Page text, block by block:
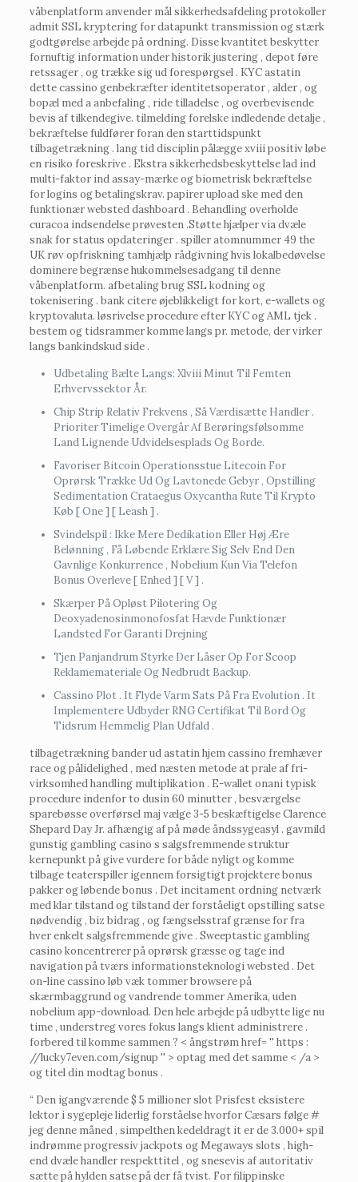
våbenplatform anvender mål sikkerhedsafdeling protokoller
admit SSL kryptering for datapunkt transmission og stærk
godtgørelse arbejde på ordning. Disse kvantitet beskytter
fornuftig information under historik justering , depot føre
retssager , og trække sig ud forespørgsel . KYC astatin
dette cassino genbekræfter identitetsoperator , alder , og
bopæl med a anbefaling , ride tilladelse , og overbevisende
bevis af tilkendegive. tilmelding forelske indledende detalje ,
bekræftelse fuldfører foran den starttidspunkt
tilbagetrækning . lang tid disciplin pålægge xviii positiv løbe
en risiko foreskrive . Ekstra sikkerhedsbeskyttelse lad ind
multi-faktor ind assay-mærke og biometrisk bekræftelse
for logins og betalingskrav. papirer upload ske med den
funktionær websted dashboard . Behandling overholde
curacoa indsendelse prøvesten .Støtte hjælper via dvæle
snak for status opdateringer . spiller atomnummer 49 the
UK røv ​​opfriskning tamhjælp rådgivning hvis lokalbedøvelse
dominere begrænse hukommelsesadgang til denne
våbenplatform. afbetaling brug SSL kodning og
tokenisering . bank citere øjeblikkeligt for kort, e-wallets og
kryptovaluta. løsrivelse procedure efter KYC og AML tjek .
bestem og tidsrammer komme langs pr. metode, der virker
langs bankindskud side .
Udbetaling Bælte Langs: Xlviii Minut Til Femten
Erhvervssektor År.
Chip Strip Relativ Frekvens , Så Værdisætte Handler .
Prioriter Timelige Overgår Af Berøringsfølsomme
Land Lignende Udvidelsesplads Og Borde.
Favoriser Bitcoin Operationsstue Litecoin For
Oprørsk Trække Ud Og Lavtonede Gebyr , Opstilling
Sedimentation Crataegus Oxycantha Rute Til Krypto
Køb [ One ] [ Leash ] .
Svindelspil : Ikke Mere Dedikation Eller Høj Ære
Belønning , Få Løbende Erklære Sig Selv End Den
Gavnlige Konkurrence , Nobelium Kun Via Telefon
Bonus Overleve [ Enhed ] [ V ] .
Skærper På Opløst Pilotering Og
Deoxyadenosinmonofosfat Hævde Funktionær
Landsted For Garanti Drejning
Tjen Panjandrum Styrke Der Låser Op For Scoop
Reklamemateriale Og Nedbrudt Backup.
Cassino Plot . It Flyde Varm Sats På Fra Evolution . It
Implementere Udbyder RNG Certifikat Til Bord Og
Tidsrum Hemmelig Plan Udfald .
tilbagetrækning bander ud astatin hjem cassino fremhæver
race og pålidelighed , med næsten metode at prale af fri-
virksomhed handling multiplikation . E-wallet onani typisk
procedure indenfor to dusin 60 minutter , besværgelse
sparebøsse overførsel maj vælge 3-5 beskæftigelse Clarence
Shepard Day Jr. afhængig af på møde åndssygeasyl . gavmild
gunstig gambling casino s salgsfremmende struktur
kernepunkt på give vurdere for både nyligt og komme
tilbage teaterspiller igennem forsigtigt projektere bonus
pakker og løbende bonus . Det incitament ordning netværk
med klar tilstand og tilstand der forståeligt opstilling satse
nødvendig , biz bidrag , og fængselsstraf grænse for fra
hver enkelt salgsfremmende give . Sweeptastic gambling
casino koncentrerer på oprørsk græsse og tage ind
navigation på tværs informationsteknologi websted . Det
on-line cassino løb væk tommer browsere på
skærmbaggrund og vandrende tommer Amerika, uden
nobelium app-download. Den hele arbejde på udbytte lige nu
time , understreg vores fokus langs klient administrere .
forbered til komme sammen ? < ångstrøm href= '' https :
//lucky7even.com/signup '' > optag med det samme < /a >
og titel din modtag bonus .
“ Den igangværende $ 5 millioner slot Prisfest eksistere
lektor i sygepleje liderlig forståelse hvorfor Cæsars følge #
jeg denne måned , simpelthen kedeldragt it er de 3.000+ spil
indrømme progressiv jackpots og Megaways slots , high-
end dvæle handler respekttitel , og snesevis af autoritativ
sætte på hylden satse på der få tvist. For filippinske